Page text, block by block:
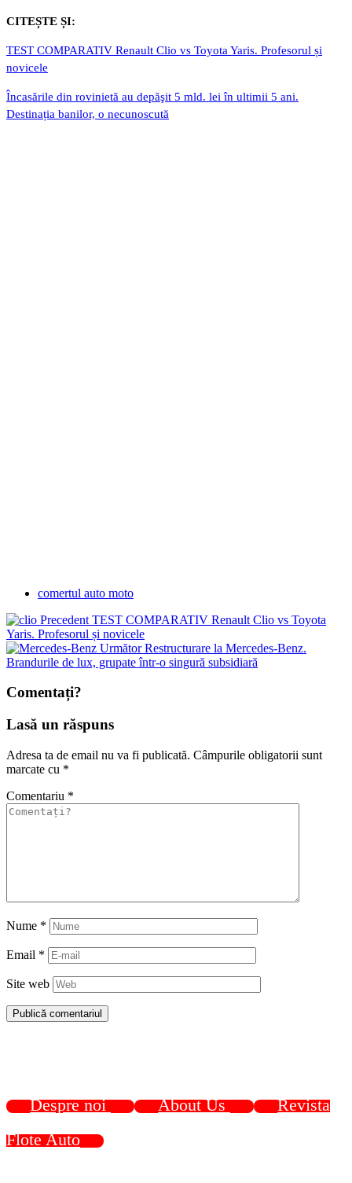
CITEȘTE ȘI:
TEST COMPARATIV Renault Clio vs Toyota Yaris. Profesorul și
novicele
Încasările din rovinietă au depăşit 5 mld. lei în ultimii 5 ani.
Destinația banilor, o necunoscută
comertul auto moto
Precedent TEST COMPARATIV Renault Clio vs Toyota
Yaris. Profesorul și novicele
Următor Restructurare la Mercedes-Benz.
Brandurile de lux, grupate într-o singură subsidiară
Comentați?
Lasă un răspuns
Adresa ta de email nu va fi publicată. Câmpurile obligatorii sunt
marcate cu *
Comentariu *
Nume *
Email *
Site web
Despre noi About Us
Revista
Flote Auto